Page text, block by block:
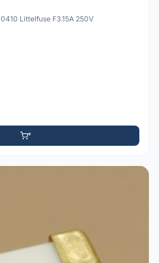
Littelfuse F3.15A 250V